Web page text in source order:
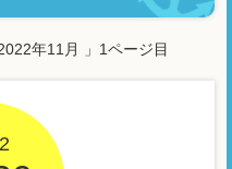
年11月 」1ページ目